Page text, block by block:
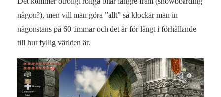
någon?), men vill man göra ”allt” så klockar man in
någonstans på 60 timmar och det är för långt i förhållande
till hur fyllig världen är.